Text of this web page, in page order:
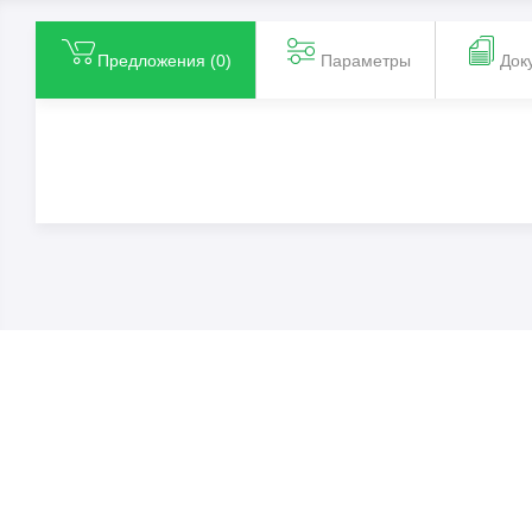
Предложения (0) Параметры